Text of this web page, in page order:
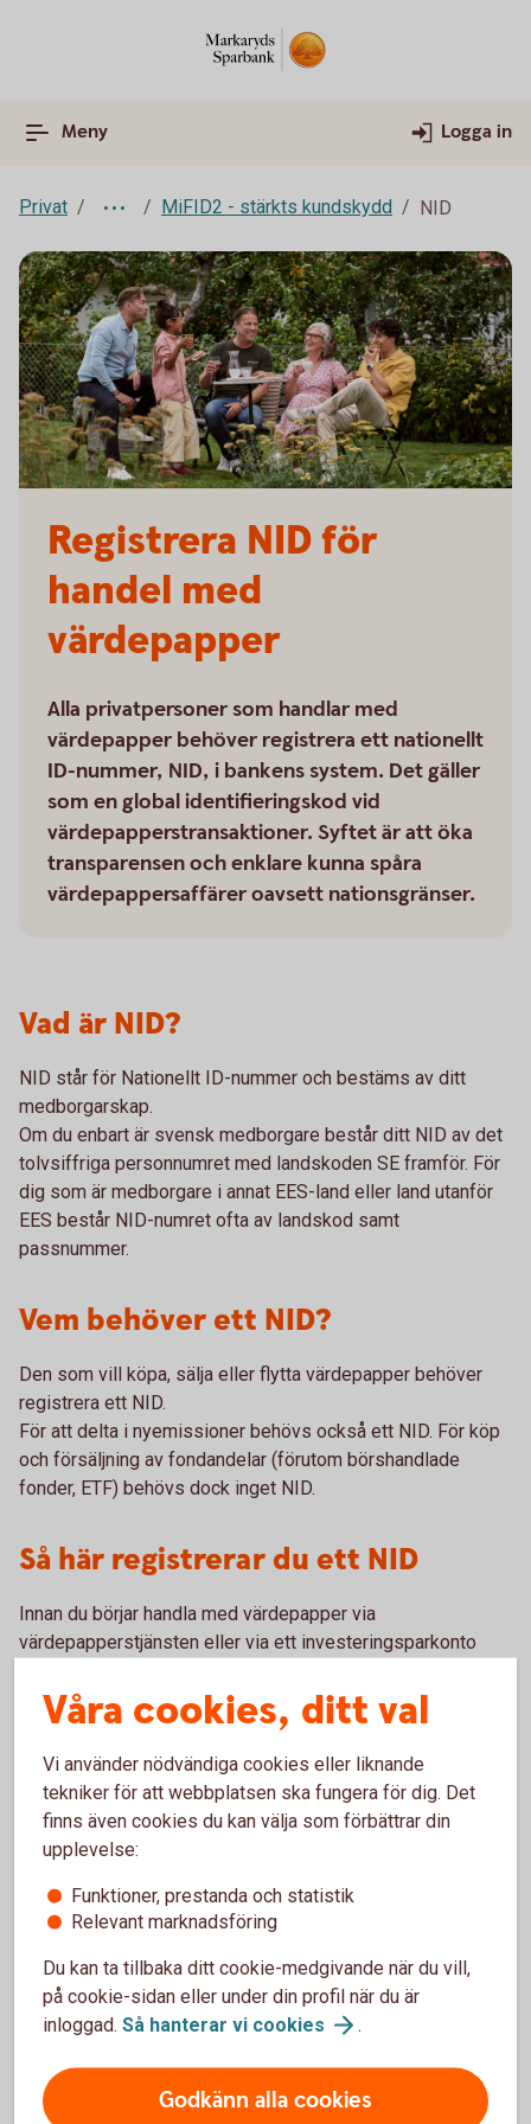
Meny Logga in
Privat MiFID2 - stärkts kundskydd NID
Registrera NID för
handel med
värdepapper
Alla privatpersoner som handlar med
värdepapper behöver registrera ett nationellt
ID-nummer, NID, i bankens system. Det gäller
som en global identifieringskod vid
värdepapperstransaktioner. Syftet är att öka
transparensen och enklare kunna spåra
värdepappersaffärer oavsett nationsgränser.
Vad är NID?
NID står för Nationellt ID-nummer och bestäms av ditt
medborgarskap.
Om du enbart är svensk medborgare består ditt NID av det
tolvsiffriga personnumret med landskoden SE framför. För
dig som är medborgare i annat EES-land eller land utanför
EES består NID-numret ofta av landskod samt
passnummer.
Vem behöver ett NID?
Den som vill köpa, sälja eller flytta värdepapper behöver
registrera ett NID.
För att delta i nyemissioner behövs också ett NID. För köp
och försäljning av fondandelar (förutom börshandlade
fonder, ETF) behövs dock inget NID.
Så här registrerar du ett NID
Innan du börjar handla med värdepapper via
värdepapperstjänsten eller via ett investeringsparkonto
medborgarskap. Det gör du i internetbanken under Övriga
tjänster eller i appen under Personuppgifter, Registrera
Nationellt ID.
Kontakta oss om du har problem att registrera dina
uppgifter så hjälper vi dig.
Här hittar du ditt NID
Här hittar du landskoder som behövs för att skapa ett NID.
Vad är CONCAT?
Våra cookies, ditt val
Vi använder nödvändiga cookies eller liknande
tekniker för att webbplatsen ska fungera för dig. Det
finns även cookies du kan välja som förbättrar din
upplevelse:
Funktioner, prestanda och statistik
Relevant marknadsföring
Du kan ta tillbaka ditt cookie-medgivande när du vill,
på cookie-sidan eller under din profil när du är
inloggad. Så hanterar vi cookies .
Godkänn alla cookies